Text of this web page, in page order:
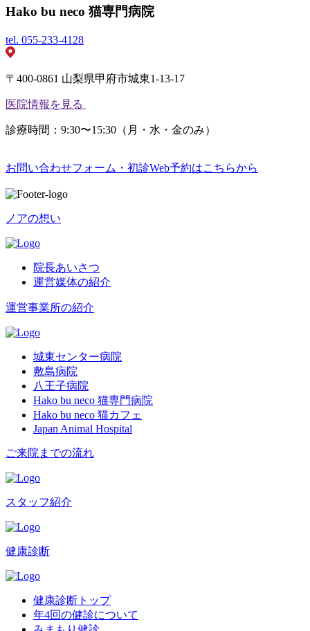
Hako bu neco 猫専門病院
tel. 055-233-4128
〒400-0861 山梨県甲府市城東1-13-17
医院情報を見る
診療時間：9:30〜15:30（月・水・金のみ）
お問い合わせフォーム・初診Web予約はこちらから
ノアの想い
院長あいさつ
運営媒体の紹介
運営事業所の紹介
城東センター病院
敷島病院
八王子病院
Hako bu neco 猫専門病院
Hako bu neco 猫カフェ
Japan Animal Hospital
ご来院までの流れ
スタッフ紹介
健康診断
健康診断トップ
年4回の健診について